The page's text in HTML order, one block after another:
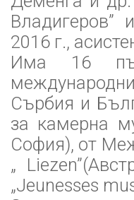
2016 г.,
Има 16
Сърбия и
за камерна
София), от
„
„Jeunesses